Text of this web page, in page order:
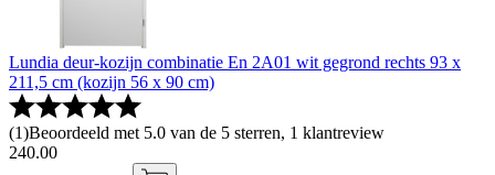
Lundia deur-kozijn combinatie En 2A01 wit gegrond rechts 93 x
211,5 cm (kozijn 56 x 90 cm)
(1)Beoordeeld met 5.0 van de 5 sterren, 1 klantreview
240.00